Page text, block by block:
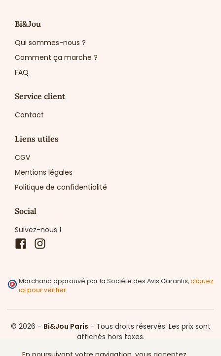
Bi&Jou
Qui sommes-nous ?
Comment ça marche ?
FAQ
Service client
Contact
Liens utiles
CGV
Mentions légales
Politique de confidentialité
Social
Suivez-nous !
Facebook
Marchand approuvé par la Société des Avis Garantis,cliquez
ici pour vérifier.
© 2026 - Bi&Jou Paris - Tous droits réservés. Les prix sont
affichés hors taxes.